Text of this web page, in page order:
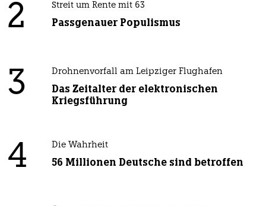
2 Streit um Rente mit 63
Passgenauer Populismus
3 Drohnenvorfall am Leipziger Flughafen
Das Zeitalter der elektronischen
Kriegsführung
4 Die Wahrheit
56 Millionen Deutsche sind betroffen